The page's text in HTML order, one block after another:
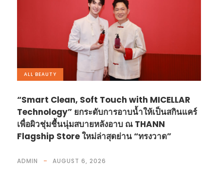
ALL,BEAUTY
“Smart Clean, Soft Touch with MICELLAR
Technology” ยกระดับการอาบน้ำให้เป็นสกินแคร์
เพื่อผิวชุ่มชื้นนุ่มสบายหลังอาบ ณ THANN
Flagship Store ใหม่ล่าสุดย่าน “ทรงวาด”
ADMIN AUGUST 6, 2026